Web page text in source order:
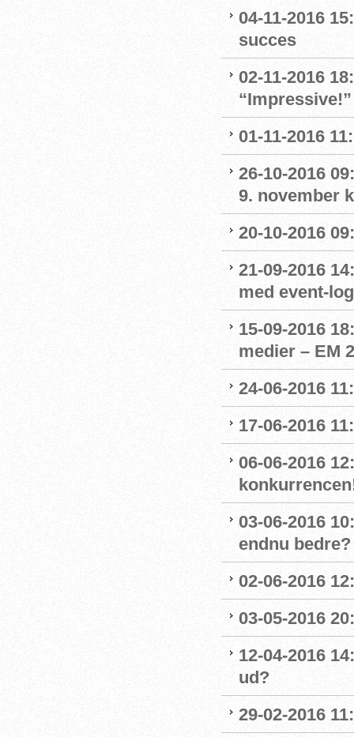
04-11-2016
succes
02-11-2016
“Impressive!”
01-11-2016
26-10-2016
9. november
20-10-2016
21-09-2016
med event-
15-09-2016
medier – EM
24-06-2016
17-06-2016
06-06-2016
03-06-2016
endnu bedre?
02-06-2016
03-05-2016
12-04-2016
ud?
29-02-2016